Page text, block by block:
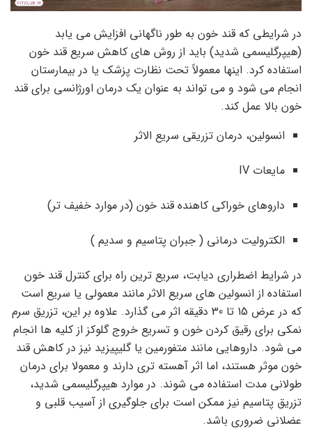
در شرایطی که قند خون به طور ناگهانی افزایش می یابد
(هیپرگلیسمی شدید) باید از روش های کاهش سریع قند خون
استفاده کرد. اینها معمولاً تحت نظارت پزشک یا در بیمارستان
انجام می شود و می تواند به عنوان یک درمان اورژانسی برای قند
خون بالا عمل کند.
انسولین، درمان تزریقی سریع الاثر
مایعات IV
داروهای خوراکی کاهنده قند خون (در موارد خفیف تر)
الکترولیت درمانی ( جبران پتاسیم و سدیم )
در شرایط اضطراری دیابت، سریع ترین راه برای کنترل قند خون
استفاده از انسولین های سریع الاثر مانند معمولی یا سریع است
که در عرض 15 تا 30 دقیقه اثر می گذارد. علاوه بر این، تزریق سرم
نمکی برای رقیق کردن خون و تسریع خروج گلوکز از کلیه ها انجام
می شود. داروهایی مانند متفورمین یا گلیپیزید نیز در کاهش قند
خون موثر هستند، اما اثر آهسته تری دارند و معمولا برای درمان
طولانی مدت استفاده می شوند. در موارد هیپرگلیسمی شدید،
تزریق پتاسیم نیز ممکن است برای جلوگیری از آسیب قلبی و
عضلانی ضروری باشد.